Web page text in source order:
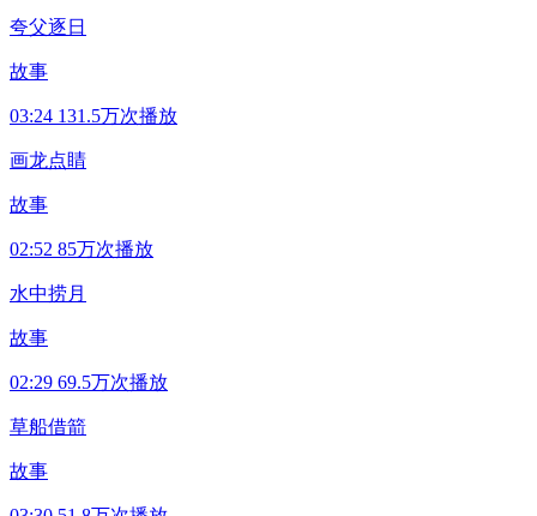
夸父逐日
故事
03:24 131.5万次播放
画龙点睛
故事
02:52 85万次播放
水中捞月
故事
02:29 69.5万次播放
草船借箭
故事